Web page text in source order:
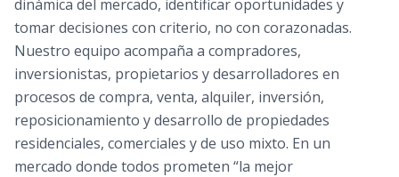
dinámica del mercado, identificar oportunidades y
tomar decisiones con criterio, no con corazonadas.
Nuestro equipo acompaña a compradores,
inversionistas, propietarios y desarrolladores en
procesos de compra, venta, alquiler, inversión,
reposicionamiento y desarrollo de propiedades
residenciales, comerciales y de uso mixto. En un
mercado donde todos prometen “la mejor